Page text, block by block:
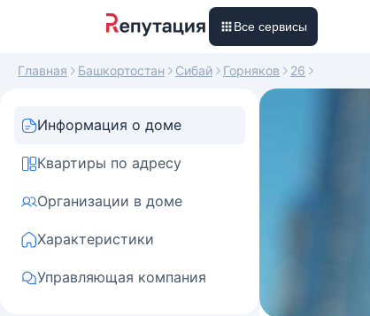
Все сервисы
Главная Башкортостан Сибай Горняков 26
Информация о доме
Квартиры по адресу
Организации в доме
Характеристики
Управляющая компания